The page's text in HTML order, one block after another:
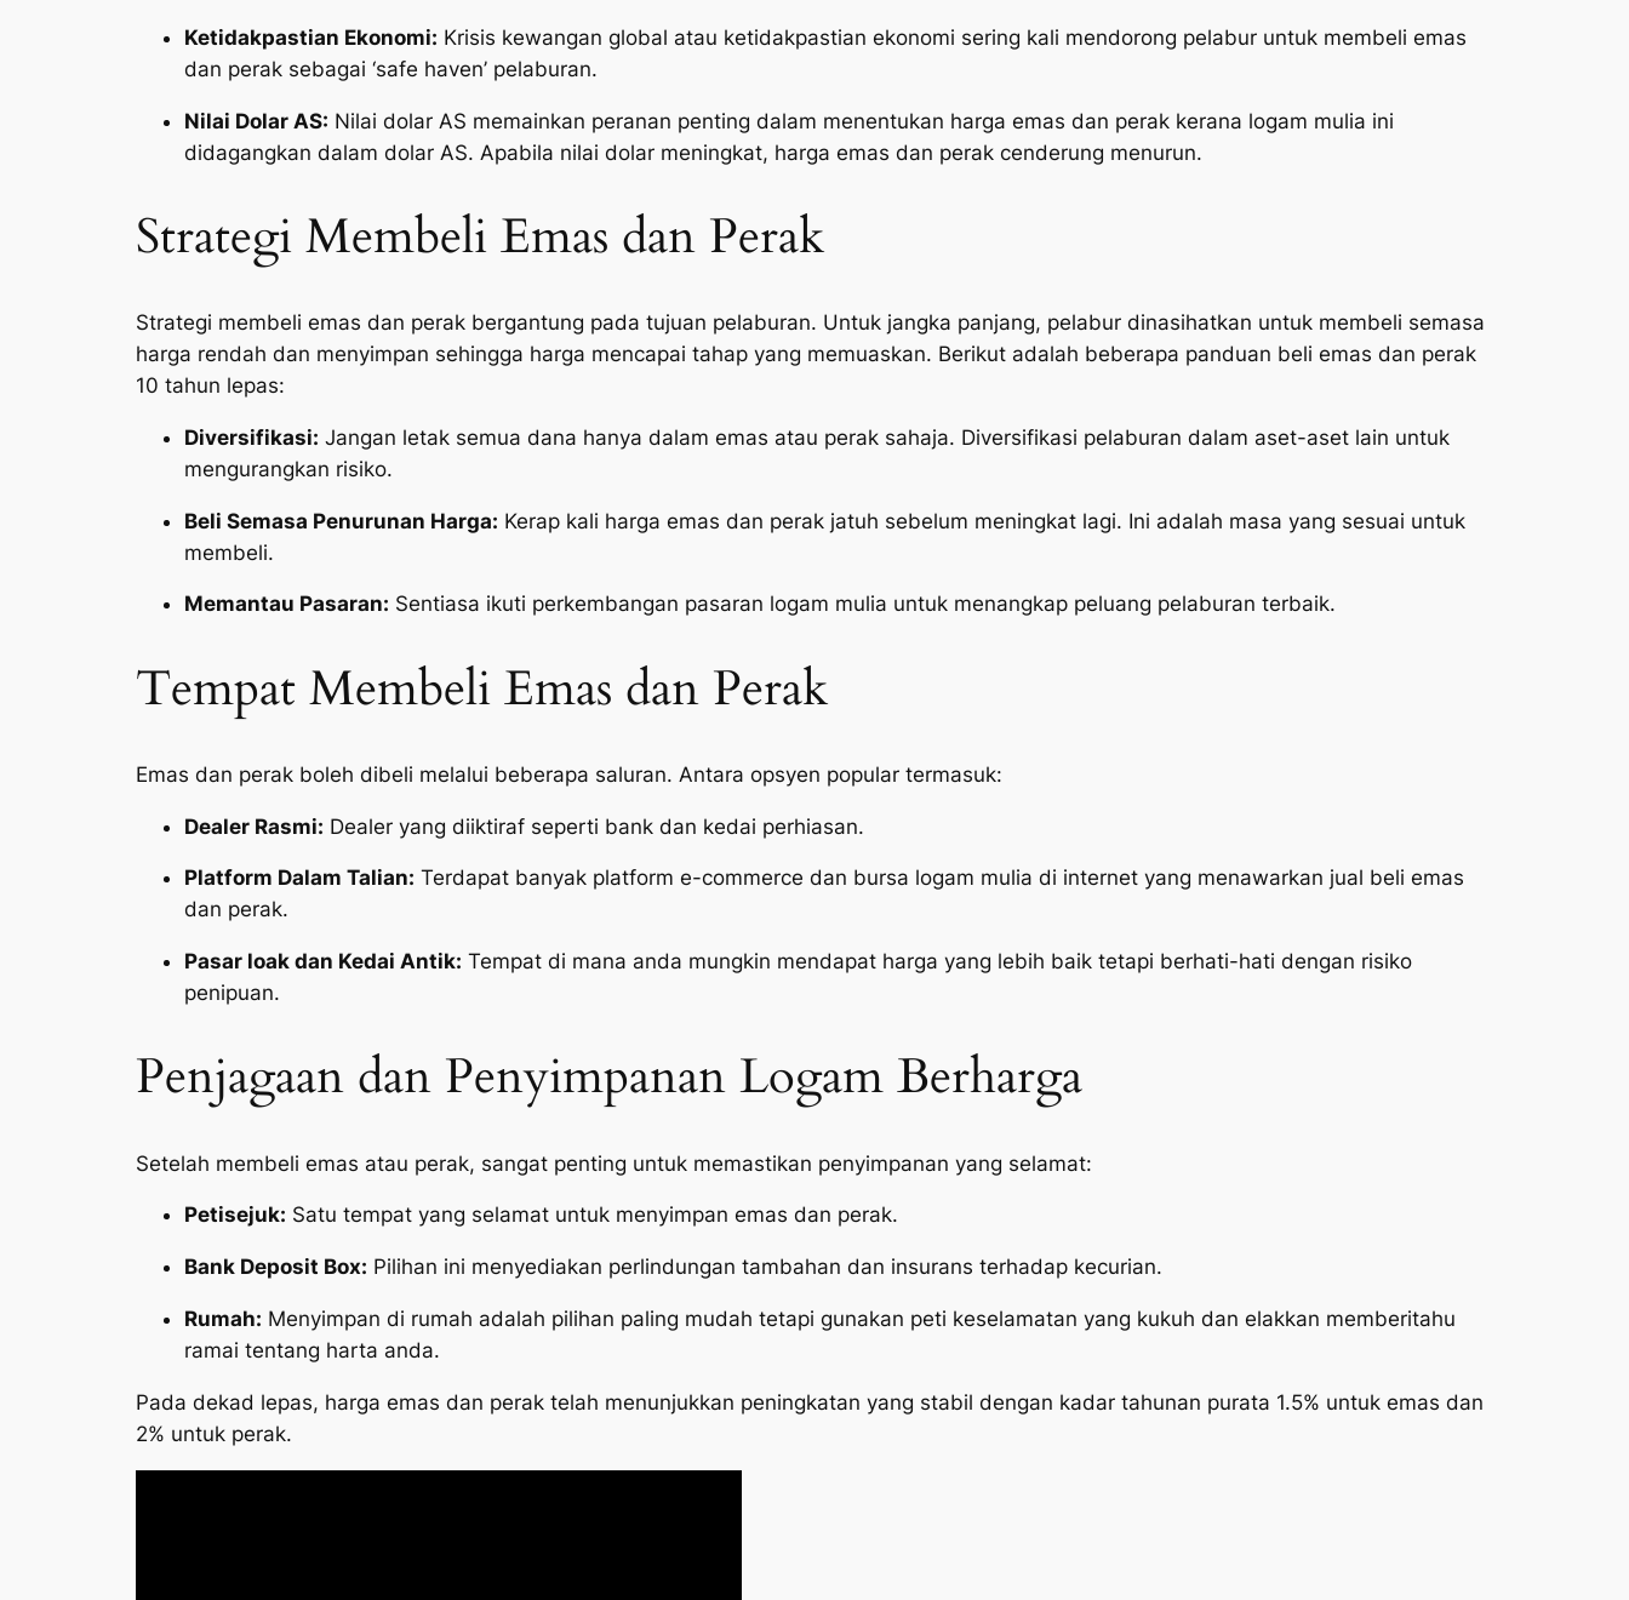
Ketidakpastian Ekonomi: Krisis kewangan global atau ketidakpastian ekonomi sering kali mendorong pelabur untuk membeli emas
dan perak sebagai ‘safe haven’ pelaburan.
Nilai Dolar AS: Nilai dolar AS memainkan peranan penting dalam menentukan harga emas dan perak kerana logam mulia ini
didagangkan dalam dolar AS. Apabila nilai dolar meningkat, harga emas dan perak cenderung menurun.
Strategi Membeli Emas dan Perak
Strategi membeli emas dan perak bergantung pada tujuan pelaburan. Untuk jangka panjang, pelabur dinasihatkan untuk membeli semasa
harga rendah dan menyimpan sehingga harga mencapai tahap yang memuaskan. Berikut adalah beberapa panduan beli emas dan perak
10 tahun lepas:
Diversifikasi: Jangan letak semua dana hanya dalam emas atau perak sahaja. Diversifikasi pelaburan dalam aset-aset lain untuk
mengurangkan risiko.
Beli Semasa Penurunan Harga: Kerap kali harga emas dan perak jatuh sebelum meningkat lagi. Ini adalah masa yang sesuai untuk
membeli.
Memantau Pasaran: Sentiasa ikuti perkembangan pasaran logam mulia untuk menangkap peluang pelaburan terbaik.
Tempat Membeli Emas dan Perak
Emas dan perak boleh dibeli melalui beberapa saluran. Antara opsyen popular termasuk:
Dealer Rasmi: Dealer yang diiktiraf seperti bank dan kedai perhiasan.
Platform Dalam Talian: Terdapat banyak platform e-commerce dan bursa logam mulia di internet yang menawarkan jual beli emas
dan perak.
Pasar loak dan Kedai Antik: Tempat di mana anda mungkin mendapat harga yang lebih baik tetapi berhati-hati dengan risiko
penipuan.
Penjagaan dan Penyimpanan Logam Berharga
Setelah membeli emas atau perak, sangat penting untuk memastikan penyimpanan yang selamat:
Petisejuk: Satu tempat yang selamat untuk menyimpan emas dan perak.
Bank Deposit Box: Pilihan ini menyediakan perlindungan tambahan dan insurans terhadap kecurian.
Rumah: Menyimpan di rumah adalah pilihan paling mudah tetapi gunakan peti keselamatan yang kukuh dan elakkan memberitahu
ramai tentang harta anda.
Pada dekad lepas, harga emas dan perak telah menunjukkan peningkatan yang stabil dengan kadar tahunan purata 1.5% untuk emas dan
2% untuk perak.